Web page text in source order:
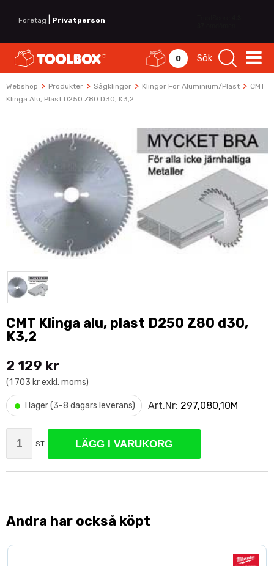
Företag Privatperson
0 Sök
Webshop > Produkter > Sågklingor > Klingor För Aluminium/plast > CMT
Klinga Alu, Plast D250 Z80 D30, K3,2
CMT Klinga alu, plast D250 Z80 d30,
K3,2
2 129 kr
(1 703 kr exkl. moms)
• I lager (3-8 dagars leverans) Art.Nr: 297,080,10M
ST LÄGG I VARUKORG
Andra har också köpt